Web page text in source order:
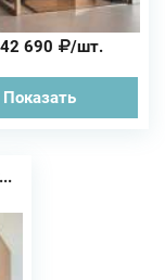
690 /шт.
Показать